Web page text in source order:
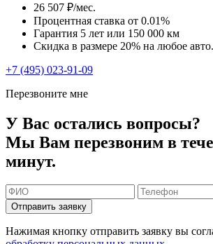
26 507 ₽/мес.
Процентная ставка от 0.01%
Гарантия 5 лет или 150 000 км
Скидка в размере 20% на любое авто.
+7 (495) 023-91-09
Перезвоните мне
У Вас остались вопросы?
Мы Вам перезвоним в
минут.
Отправить заявку
Нажимая кнопку отправить заявку вы